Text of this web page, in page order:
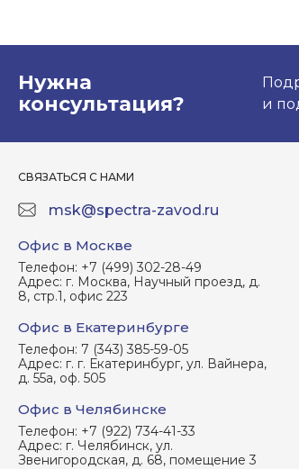
Нужна
консультация?
и
СВЯЗАТЬСЯ С НАМИ
msk@spectra-zavod.ru
Офис в Москве
Телефон: +7 (499) 302-28-49
Адрес: г. Москва, Научный проезд, д.
8, стр.1, офис 223
Офис в Екатеринбурге
Телефон: 7 (343) 385-59-05
Адрес: г. г. Екатеринбург, ул. Вайнера,
д. 55а, оф. 505
Офис в Челябинске
Телефон: +7 (922) 734-41-33
Адрес: г. Челябинск, ул.
Звенигородская, д. 68, помещение 3